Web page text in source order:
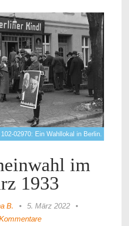
02970: Ein Wahllokal in Berlin.
im
1933
B. • 5. März 2022
•